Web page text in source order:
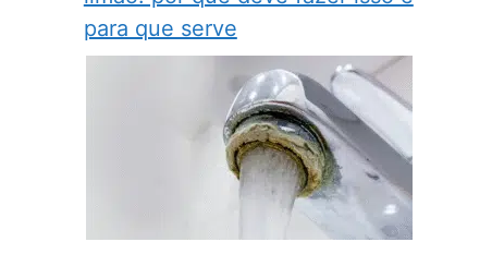
para que serve